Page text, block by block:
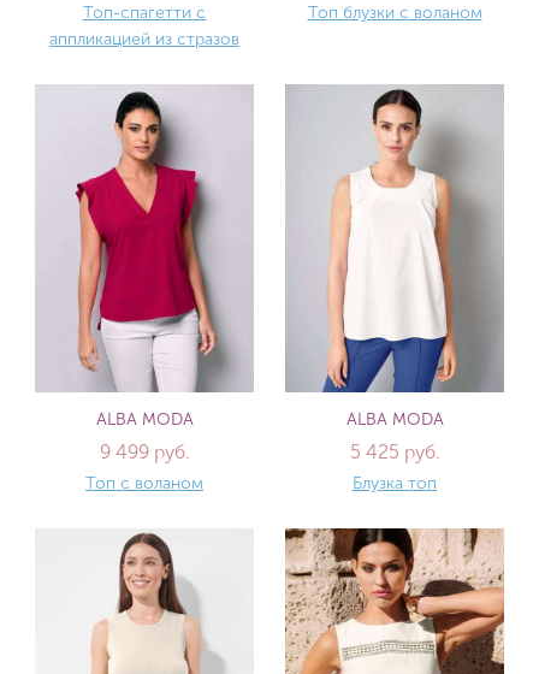
Топ-спагетти с
аппликацией из стразов
Топ блузки с воланом
ALBA MODA
9 499 руб.
Топ с воланом
ALBA MODA
5 425 руб.
Блузка топ